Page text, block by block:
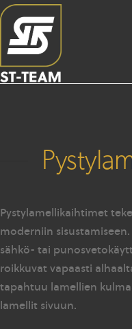
Pystylamellikaihtimet
moderniin
sähkö- tai
roikkuvat vapaasti
tapahtuu lamellien
lamellit sivuun.